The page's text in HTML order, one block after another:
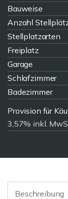
Bauweise
Anzahl
Stellplatzarten
Freiplatz
Garage
Schlafzimmer
Badezimmer
Provision für
3,57% inkl.
Beschreibung